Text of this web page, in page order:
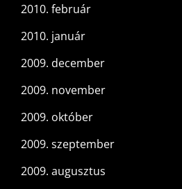
2010. február
2010. január
2009. december
2009. november
2009. október
2009. szeptember
2009. augusztus